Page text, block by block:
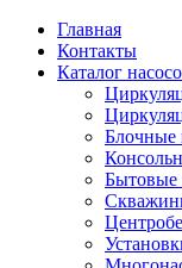
Главная
Контакты
Каталог
Блочные
Бытовые